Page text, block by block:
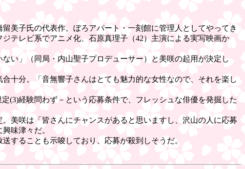
美子氏の代表作。ぼろアパート・一刻館に管理人としてやってき
テレビ系でアニメ化、石原真理子（42）主演による実写映画か
い」（同局・内山聖子プロデューサー）と美咲の起用が決定し
十分。「音無響子さんはとても魅力的な女性なので、それを楽し
経験問わず－という応募条件で、フレッシュな俳優を発掘した
美咲は「皆さんにチャンスがあると思いますし、沢山の人に応募
味津々だ。
することも示唆しており、応募が殺到しそうだ。